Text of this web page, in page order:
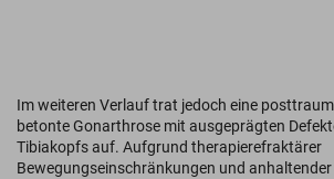
Im weiteren Verlauf trat jedoch eine
betonte Gonarthrose mit ausgeprägten
Tibiakopfs auf. Aufgrund therapierefraktärer
Bewegungseinschränkungen und anhaltender